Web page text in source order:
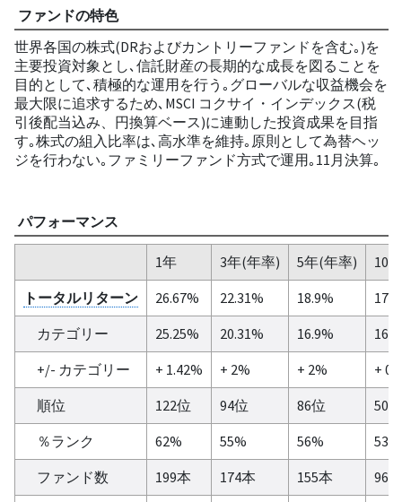
ファンドの特色
世界各国の株式(DRおよびカントリーファンドを含む｡)を
主要投資対象とし､信託財産の長期的な成長を図ることを
目的として､積極的な運用を行う｡グローバルな収益機会を
最大限に追求するため､MSCI コクサイ・インデックス(税
引後配当込み、円換算ベース)に連動した投資成果を目指
す｡株式の組入比率は､高水準を維持｡原則として為替ヘッ
ジを行わない｡ファミリーファンド方式で運用｡11月決算｡
パフォーマンス
1年 3年(年率) 5年(年率)
10
トータルリターン
26.67% 22.31% 18.9%
カテゴリー
25.25% 20.31% 16.9%
+/- カテゴリー
+ 1.42% + 2% + 2%
+
順位
122位 94位 86位
50位
％ランク
62% 55% 56%
53%
ファンド数
199本 174本 155本
96本